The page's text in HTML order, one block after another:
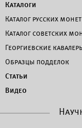
Каталоги
Каталог русских монет
Каталог советских
Георгиевские
Образцы подделок
Статьи
Видео